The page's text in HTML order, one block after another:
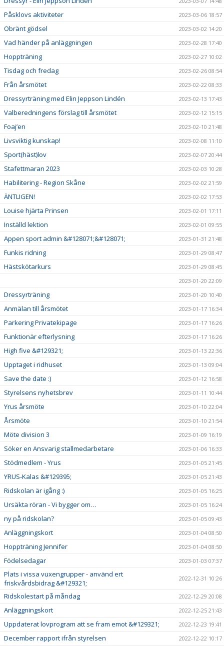
Påsklovs aktiviteter 2023-03-06 18:57
Obränt gödsel 2023-03-02 14:20
Vad händer på anläggningen 2023-02-28 17:40
Hoppträning 2023-02-27 10:02
Tisdag och fredag 2023-02-26 08:54
Från årsmötet 2023-02-22 08:33
Dressyrträning med Elin Jeppson Lindén 2023-02-13 17:43
Valberedningens förslag till årsmötet 2023-02-12 15:15
Foaj’en 2023-02-10 21:48
Livsviktig kunskap! 2023-02-08 11:10
Sport(häst)lov 2023-02-07 20:44
Stafettmaran 2023 2023-02-03 10:28
Habilitering - Region Skåne 2023-02-02 21:59
ÄNTLIGEN! 2023-02-02 17:53
Louise hjärta Prinsen 2023-02-01 17:11
Inställd lektion 2023-02-01 09:55
Appen sport admin &#128071;&#128071; 2023-01-31 21:48
Funkis ridning 2023-01-29 08:47
Hästskötarkurs
2023-01-29 08:45
2023-01-20 22:09
Dressyrträning 2023-01-20 10:40
Anmälan till årsmötet 2023-01-17 16:34
Parkering Privatekipage 2023-01-17 16:26
Funktionär efterlysning 2023-01-17 16:26
High five &#129321; 2023-01-13 22:36
Upptaget i ridhuset 2023-01-13 09:04
Save the date :) 2023-01-12 16:58
Styrelsens nyhetsbrev 2023-01-11 10:44
Yrus årsmöte 2023-01-10 22:04
Årsmöte 2023-01-10 21:54
Möte division 3 2023-01-09 16:19
Söker en Ansvarig stallmedarbetare 2023-01-06 16:33
Stödmedlem - Yrus 2023-01-05 21:45
YRUS-Kalas &#129395; 2023-01-05 21:43
Ridskolan är igång :) 2023-01-05 16:25
Ursäkta röran - Vi bygger om… 2023-01-05 16:24
ny på ridskolan? 2023-01-05 09:43
Anläggningskort 2023-01-04 08:50
Hoppträning Jennifer 2023-01-04 08:50
Födelsedagar 2023-01-03 07:37
Plats i vissa vuxengrupper - använd ert
friskvårdsbidrag &#129321;
2022-12-31 10:26
Ridskolestart på måndag 2022-12-29 20:08
Anläggningskort 2022-12-25 21:43
Uppdaterat lovprogram att se fram emot &#129321; 2022-12-23 19:41
December rapport ifrån styrelsen 2022-12-22 10:17